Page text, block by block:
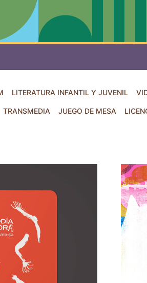
LITERATURA INFANTIL Y JUVENIL
TRANSMEDIA JUEGO DE MESA